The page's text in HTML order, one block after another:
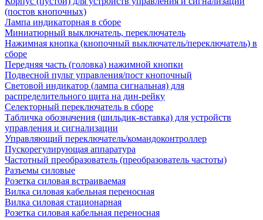
(постов кнопочных)
Лампа индикаторная в сборе
Миниатюрный выключатель, переключатель
Нажимная кнопка (кнопочный выключатель/переключатель) в
сборе
Передняя часть (головка) нажимной кнопки
Подвесной пульт управления/пост кнопочный
Световой индикатор (лампа сигнальная) для
распределительного щита на дин-рейку
Селекторный переключатель в сборе
Табличка обозначения (шильдик-вставка) для устройств
управления и сигнализации
Управляющий переключатель/командоконтроллер
Пускорегулирующая аппаратура
Частотный преобразователь (преобразователь частоты)
Разъемы силовые
Розетка силовая встраиваемая
Вилка силовая кабельная переносная
Вилка силовая стационарная
Розетка силовая кабельная переносная